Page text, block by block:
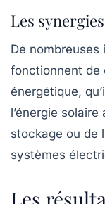
Les
De
fonctionnent de
énergétique,
l’énergie
stockage ou de
systèmes